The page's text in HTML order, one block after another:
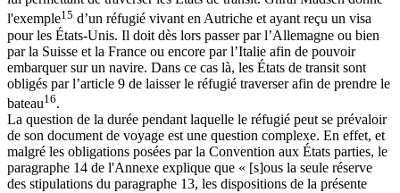
l'exemple15 d’un réfugié vivant en Autriche et ayant reçu un visa
pour les États-Unis. Il doit dès lors passer par l’Allemagne ou bien
par la Suisse et la France ou encore par l’Italie afin de pouvoir
embarquer sur un navire. Dans ce cas là, les États de transit sont
obligés par l’article 9 de laisser le réfugié traverser afin de prendre le
bateau16.
La question de la durée pendant laquelle le réfugié peut se prévaloir
de son document de voyage est une question complexe. En effet, et
malgré les obligations posées par la Convention aux États parties, le
paragraphe 14 de l'Annexe explique que « [s]ous la seule réserve
des stipulations du paragraphe 13, les dispositions de la présente